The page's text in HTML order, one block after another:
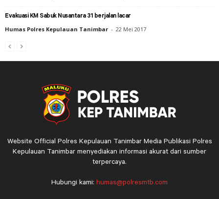
Evakuasi KM Sabuk Nusantara 31 berjalan lacar
Humas Polres Kepulauan Tanimbar - 22 Mei 2017
Website Official Polres Kepulauan Tanimbar Media Publikasi Polres
Kepulauan Tanimbar menyediakan informasi akurat dari sumber
terpercaya.
Hubungi kami: humas@polresmtb.com